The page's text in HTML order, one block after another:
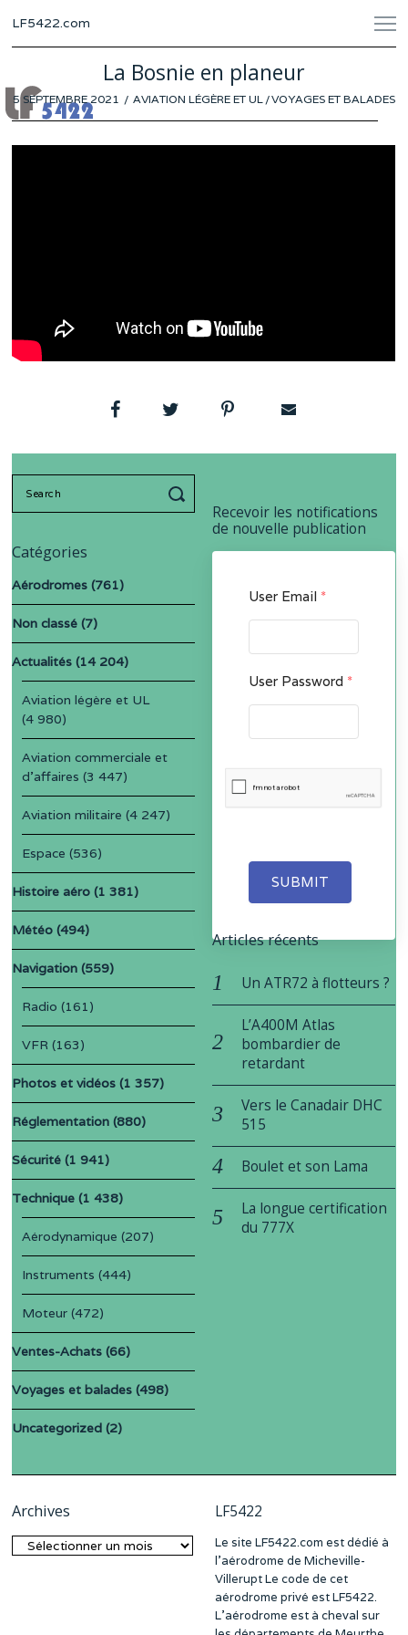
LF5422.com
La Bosnie en planeur
POSTED
ON
5 SEPTEMBRE 2021 27AVIATION LÉGÈRE ET UL /VOYAGES ET BALADES
Recevoir les notifications
de nouvelle publication
User Email *
User Password *
SUBMIT
Catégories
Aérodromes (761)
Non classé (7)
Actualités (14 204)
Aviation légère et UL
(4 980)
Aviation commerciale et
d'affaires (3 447)
Aviation militaire (4 247)
Espace (536)
Histoire aéro (1 381)
Météo (494)
Navigation (559)
Radio (161)
VFR (163)
Photos et vidéos (1 357)
Réglementation (880)
Sécurité (1 941)
Technique (1 438)
Aérodynamique (207)
Instruments (444)
Moteur (472)
Ventes-Achats (66)
Voyages et balades (498)
Uncategorized (2)
Articles récents
Un ATR72 à flotteurs ?
L’A400M Atlas
bombardier de
retardant
Vers le Canadair DHC
515
Boulet et son Lama
La longue certification
du 777X
Archives
Archives
LF5422
Le site LF5422.com est dédié à
l’aérodrome de Micheville-
Villerupt Le code de cet
aérodrome privé est LF5422.
L’aérodrome est à cheval sur